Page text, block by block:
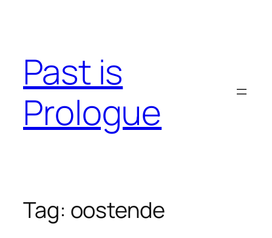
Past is
Prologue
Tag: oostende